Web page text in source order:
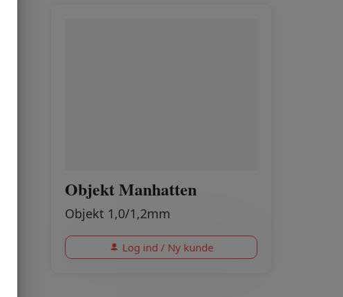
Objekt Manhatten
Objekt 1,0/1,2mm
Log ind / Ny kunde